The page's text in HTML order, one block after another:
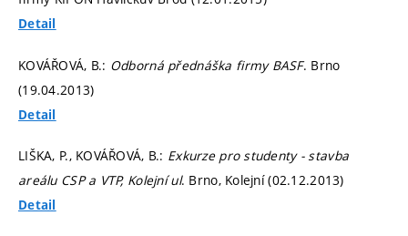
Detail
KOVÁŘOVÁ, B.: Odborná přednáška firmy BASF. Brno
(19.04.2013)
Detail
LIŠKA, P., KOVÁŘOVÁ, B.: Exkurze pro studenty - stavba
areálu CSP a VTP, Kolejní ul. Brno, Kolejní (02.12.2013)
Detail